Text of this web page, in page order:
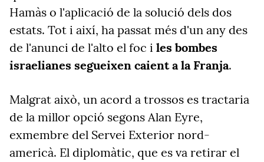
Hamàs o l'aplicació de la solució dels dos
estats. Tot i així, ha passat més d'un any des
de l'anunci de l'alto el foc i les bombes
israelianes segueixen caient a la Franja.
Malgrat això, un acord a trossos es tractaria
de la millor opció segons Alan Eyre,
exmembre del Servei Exterior nord-
americà. El diplomàtic, que es va retirar el